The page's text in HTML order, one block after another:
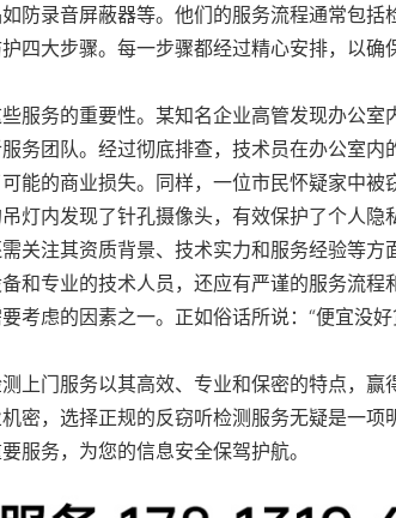
防录音屏蔽器等。他们的服务流程通常包括
四大步骤。每一步骤都经过精心安排，以确
服务的重要性。某知名企业高管发现办公室
务团队。经过彻底排查，技术员在办公室内
能的商业损失。同样，一位市民怀疑家中被
灯内发现了针孔摄像头，有效保护了个人隐
关注其资质背景、技术实力和服务经验等方
和专业的技术人员，还应有严谨的服务流程
考虑的因素之一。正如俗话所说：“便宜没
上门服务以其高效、专业和保密的特点，赢
密，选择正规的反窃听检测服务无疑是一项
服务，为您的信息安全保驾护航。